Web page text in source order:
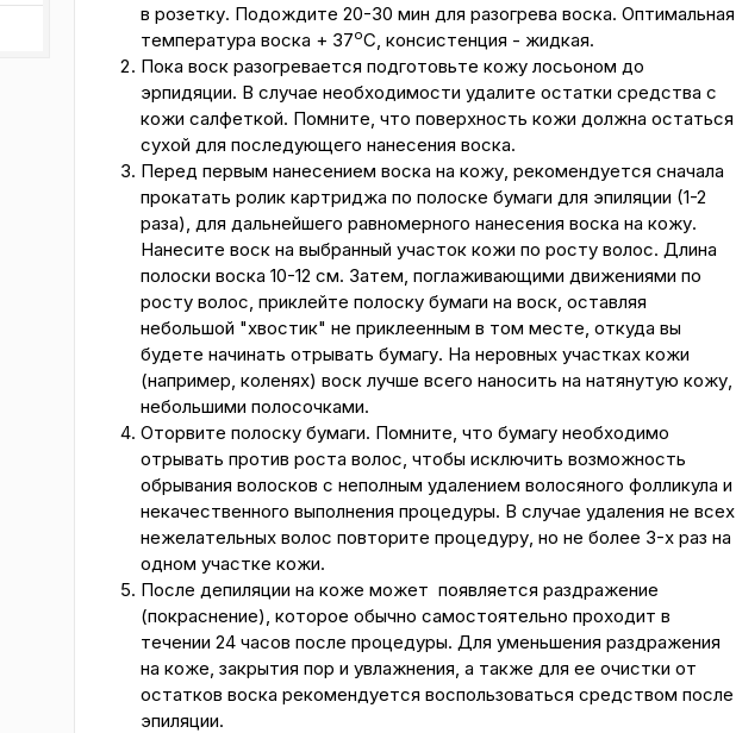
в розетку. Подождите 20-30 мин для разогрева воска. Оптимальная
температура воска + 37оС, консистенция - жидкая.
Пока воск разогревается подготовьте кожу лосьоном до
эрпидяции. В случае необходимости удалите остатки средства с
кожи салфеткой. Помните, что поверхность кожи должна остаться
сухой для последующего нанесения воска.
Перед первым нанесением воска на кожу, рекомендуется сначала
прокатать ролик картриджа по полоске бумаги для эпиляции (1-2
раза), для дальнейшего равномерного нанесения воска на кожу.
Нанесите воск на выбранный участок кожи по росту волос. Длина
полоски воска 10-12 см. Затем, поглаживающими движениями по
росту волос, приклейте полоску бумаги на воск, оставляя
небольшой "хвостик" не приклеенным в том месте, откуда вы
будете начинать отрывать бумагу. На неровных участках кожи
(например, коленях) воск лучше всего наносить на натянутую кожу,
небольшими полосочками.
Оторвите полоску бумаги. Помните, что бумагу необходимо
отрывать против роста волос, чтобы исключить возможность
обрывания волосков с неполным удалением волосяного фолликула и
некачественного выполнения процедуры. В случае удаления не всех
нежелательных волос повторите процедуру, но не более 3-х раз на
одном участке кожи.
После депиляции на коже может появляется раздражение
(покраснение), которое обычно самостоятельно проходит в
течении 24 часов после процедуры. Для уменьшения раздражения
на коже, закрытия пор и увлажнения, а также для ее очистки от
остатков воска рекомендуется воспользоваться средством после
эпиляции.